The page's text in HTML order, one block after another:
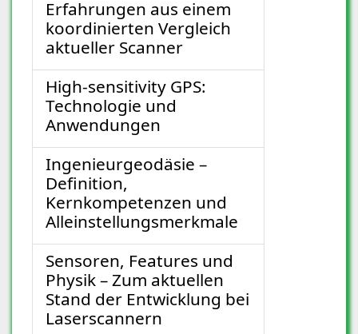
Erfahrungen aus einem
koordinierten Vergleich
aktueller Scanner
High-sensitivity GPS:
Technologie und
Anwendungen
Ingenieurgeodäsie –
Definition,
Kernkompetenzen und
Alleinstellungsmerkmale
Sensoren, Features und
Physik – Zum aktuellen
Stand der Entwicklung bei
Laserscannern